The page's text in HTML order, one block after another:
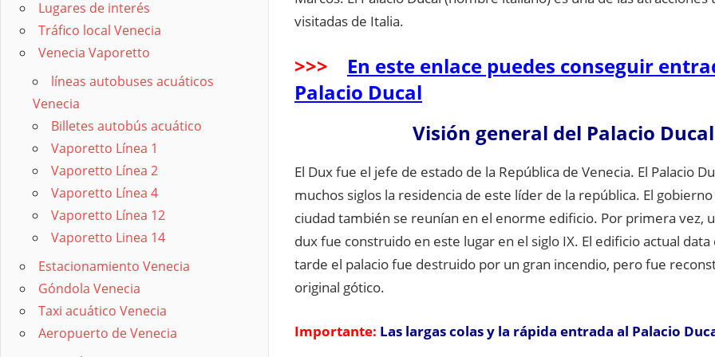
visitadas de Italia.
>>>
En este enlace puedes conseguir
Palacio Ducal
Visión general del Palacio Ducal
El Dux fue el jefe de estado de la República de Venecia. El Palacio
muchos siglos la residencia de este líder de la república. El
ciudad también se reunían en el enorme edificio. Por primera vez,
dux fue construido en este lugar en el siglo IX. El edificio actual data
tarde el palacio fue destruido por un gran incendio, pero fue
original gótico.
Importante: Las largas colas y la rápida entrada al Palacio
Lugares de interés
Tráfico local Venecia
Venecia Vaporetto
líneas autobuses acuáticos
Venecia
Billetes autobús acuático
Vaporetto Línea 1
Vaporetto Línea 2
Vaporetto Línea 4
Vaporetto Línea 12
Vaporetto Linea 14
Estacionamiento Venecia
Góndola Venecia
Taxi acuático Venecia
Aeropuerto de Venecia